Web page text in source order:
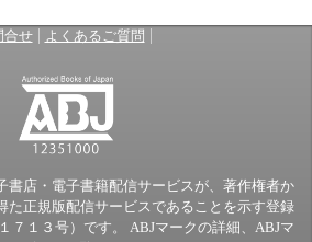
合せ| よくあるご質問 |
書店・電子書籍配信サービスが、著作権者か
た正規版配信サービスであることを示す登録
７１３号）です。 ABJマークの詳細、ABJマ